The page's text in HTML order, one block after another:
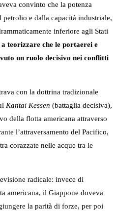
convinto che la potenza
petrolio e dalla capacità industriale,
inferiore agli Stati
teorizzare che le portaerei e
un ruolo decisivo nei conflitti
con la dottrina tradizionale
Kantai Kessen (battaglia decisiva),
della flotta americana attraverso
l’attraversamento del Pacifico,
corazzate nelle acque tra le
radicale: invece di
americana, il Giappone doveva
la parità di forze, per poi